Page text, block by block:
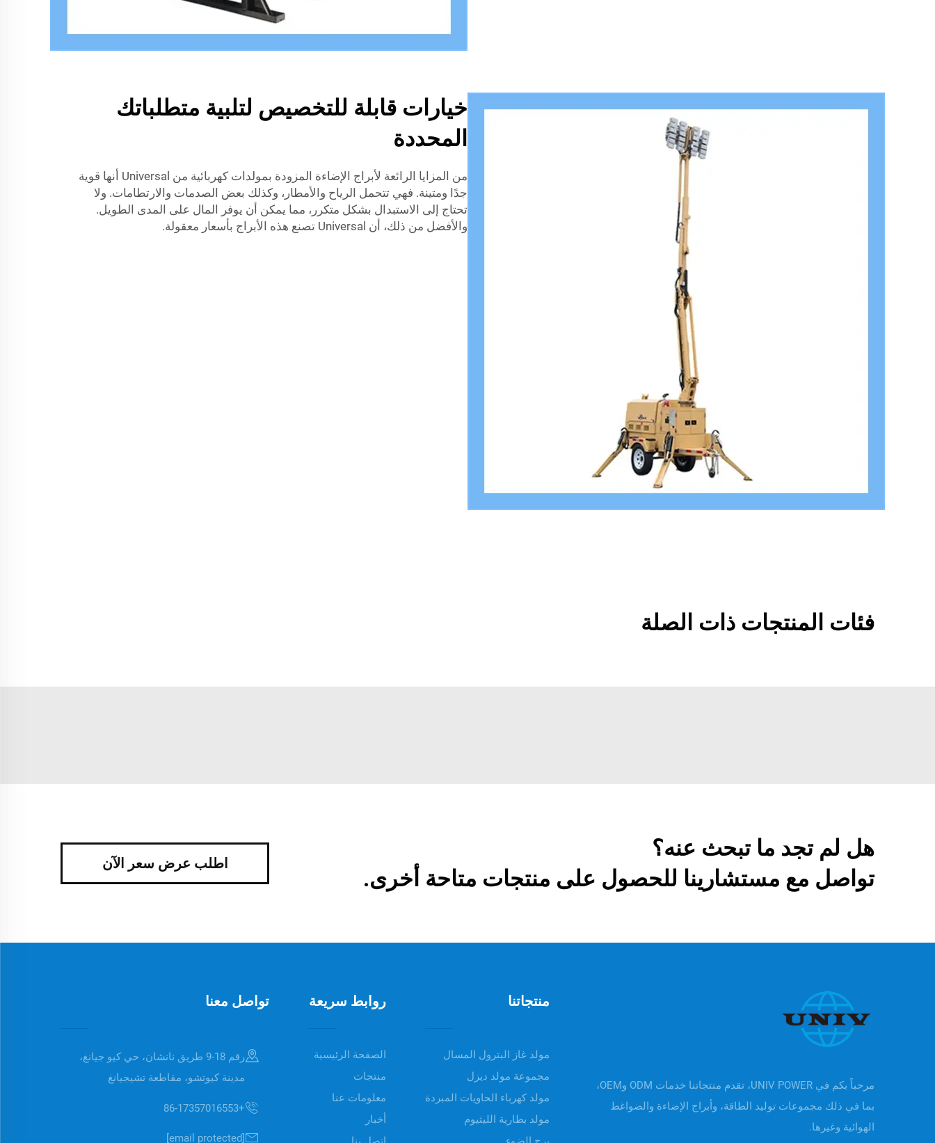
خيارات قابلة للتخصيص لتلبية متطلباتك
المحددة
من المزايا الرائعة لأبراج الإضاءة المزودة بمولدات كهربائية من Universal أنها قوية
جدًا ومتينة. فهي تتحمل الرياح والأمطار، وكذلك بعض الصدمات والارتطامات. ولا
تحتاج إلى الاستبدال بشكل متكرر، مما يمكن أن يوفر المال على المدى الطويل.
والأفضل من ذلك، أن Universal تصنع هذه الأبراج بأسعار معقولة.
فئات المنتجات ذات الصلة
هل لم تجد ما تبحث عنه؟
تواصل مع مستشارينا للحصول على منتجات متاحة أخرى.
اطلب عرض سعر الآن
مرحباً بكم في UNIV POWER، تقدم منتجاتنا خدمات ODM وOEM،
بما في ذلك مجموعات توليد الطاقة، وأبراج الإضاءة والضواغط
الهوائية وغيرها.
منتجاتنا
مولد غاز البترول المسال
مجموعة مولد ديزل
مولد كهرباء الحاويات المبردة
مولد بطارية الليثيوم
روابط سريعة
الصفحة الرئيسية
منتجات
معلومات عنا
أخبار
تواصل معنا
رقم 18-9 طريق نانشان، حي كيو جيانغ،
مدينة كيوتشو، مقاطعة تشيجيانغ
+86-17357016553
[email protected]